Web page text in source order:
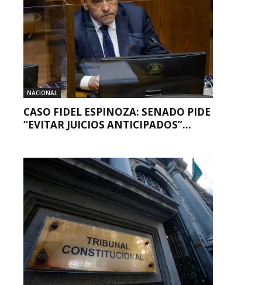
NACIONAL
CASO FIDEL ESPINOZA: SENADO PIDE
“EVITAR JUICIOS ANTICIPADOS”...